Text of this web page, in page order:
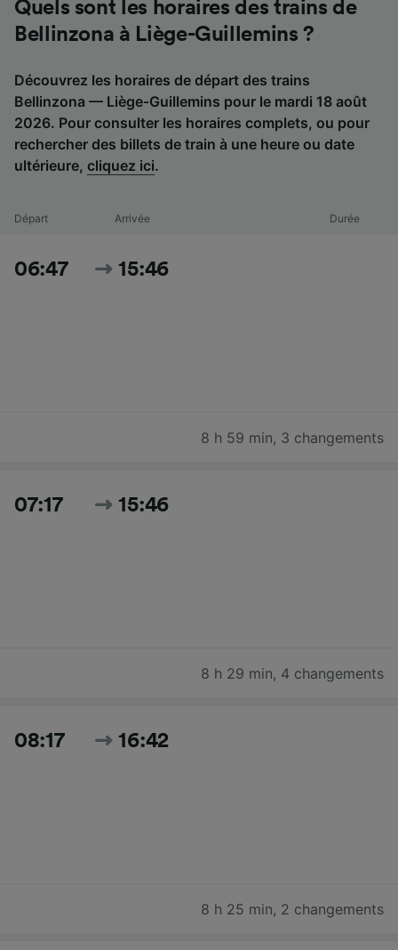
Quels sont les horaires des trains de
Bellinzona à Liège-Guillemins ?
Découvrez les horaires de départ des trains
Bellinzona — Liège-Guillemins pour le mardi 18 août
2026. Pour consulter les horaires complets, ou pour
rechercher des billets de train à une heure ou date
ultérieure, cliquez ici.
Départ Arrivée Durée
06:47 15:46
8 h 59 min, 3 changements
07:17 15:46
8 h 29 min, 4 changements
08:17 16:42
8 h 25 min, 2 changements